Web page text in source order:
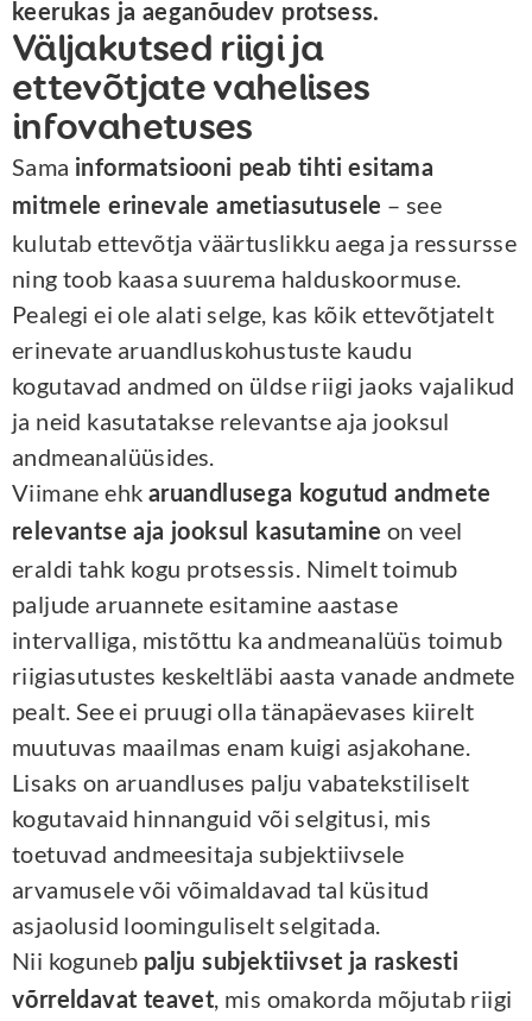
keerukas ja aeganõudev protsess.
Väljakutsed riigi ja
ettevõtjate vahelises
infovahetuses
Sama informatsiooni peab tihti esitama
mitmele erinevale ametiasutusele – see
kulutab ettevõtja väärtuslikku aega ja ressursse
ning toob kaasa suurema halduskoormuse.
Pealegi ei ole alati selge, kas kõik ettevõtjatelt
erinevate aruandluskohustuste kaudu
kogutavad andmed on üldse riigi jaoks vajalikud
ja neid kasutatakse relevantse aja jooksul
andmeanalüüsides.
Viimane ehk aruandlusega kogutud andmete
relevantse aja jooksul kasutamine on veel
eraldi tahk kogu protsessis. Nimelt toimub
paljude aruannete esitamine aastase
intervalliga, mistõttu ka andmeanalüüs toimub
riigiasutustes keskeltläbi aasta vanade andmete
pealt. See ei pruugi olla tänapäevases kiirelt
muutuvas maailmas enam kuigi asjakohane.
Lisaks on aruandluses palju vabatekstiliselt
kogutavaid hinnanguid või selgitusi, mis
toetuvad andmeesitaja subjektiivsele
arvamusele või võimaldavad tal küsitud
asjaolusid loominguliselt selgitada.
Nii koguneb palju subjektiivset ja raskesti
võrreldavat teavet, mis omakorda mõjutab riigi